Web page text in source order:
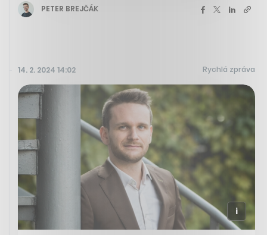
PETER BREJČÁK
14. 2. 2024 14:02 Rychlá zpráva